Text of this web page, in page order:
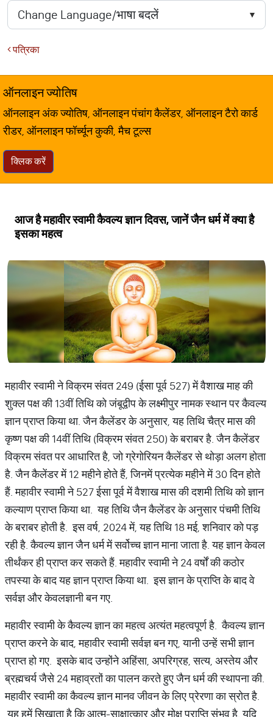
पत्रिका
ऑनलाइन ज्योतिष
ऑनलाइन अंक ज्योतिष, ऑनलाइन पंचांग कैलेंडर, ऑनलाइन टैरो कार्ड
रीडर, ऑनलाइन फॉर्च्यून कुकी, मैच टूल्स
क्लिक करें
आज है महावीर स्वामी कैवल्य ज्ञान दिवस, जानें जैन धर्म में क्या है
इसका महत्व
महावीर स्वामी ने विक्रम संवत 249 (ईसा पूर्व 527) में वैशाख माह की
शुक्ल पक्ष की 13वीं तिथि को जंबूद्वीप के लक्ष्मीपुर नामक स्थान पर कैवल्य
ज्ञान प्राप्त किया था. जैन कैलेंडर के अनुसार, यह तिथि चैत्र मास की
कृष्ण पक्ष की 14वीं तिथि (विक्रम संवत 250) के बराबर है. जैन कैलेंडर
विक्रम संवत पर आधारित है, जो ग्रेगोरियन कैलेंडर से थोड़ा अलग होता
है. जैन कैलेंडर में 12 महीने होते हैं, जिनमें प्रत्येक महीने में 30 दिन होते
हैं. महावीर स्वामी ने 527 ईसा पूर्व में वैशाख मास की दशमी तिथि को ज्ञान
कल्याण प्राप्त किया था. यह तिथि जैन कैलेंडर के अनुसार पंचमी तिथि
के बराबर होती है. इस वर्ष, 2024 में, यह तिथि 18 मई, शनिवार को पड़
रही है. कैवल्य ज्ञान जैन धर्म में सर्वोच्च ज्ञान माना जाता है. यह ज्ञान केवल
तीर्थंकर ही प्राप्त कर सकते हैं. महावीर स्वामी ने 24 वर्षों की कठोर
तपस्या के बाद यह ज्ञान प्राप्त किया था. इस ज्ञान के प्राप्ति के बाद वे
सर्वज्ञ और केवलज्ञानी बन गए.
महावीर स्वामी के कैवल्य ज्ञान का महत्व अत्यंत महत्वपूर्ण है. कैवल्य ज्ञान
प्राप्त करने के बाद, महावीर स्वामी सर्वज्ञ बन गए, यानी उन्हें सभी ज्ञान
प्राप्त हो गए. इसके बाद उन्होंने अहिंसा, अपरिग्रह, सत्य, अस्तेय और
ब्रह्मचर्य जैसे 24 महाव्रतों का पालन करते हुए जैन धर्म की स्थापना की.
महावीर स्वामी का कैवल्य ज्ञान मानव जीवन के लिए प्रेरणा का स्रोत है.
यह हमें सिखाता है कि आत्म-साक्षात्कार और मोक्ष प्राप्ति संभव है, यदि